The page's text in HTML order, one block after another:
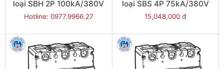
loại SBH 2P 100kA/380V
500A - Model
Hotline: 0977.9966.27
loại SBS 4P 75kA/380V
800A - Model
15,048,000 đ